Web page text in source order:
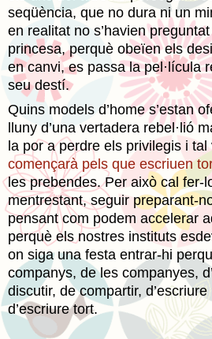
seqüència, que no dura ni un
en realitat no s’havien
princesa, perquè obeïen els
en canvi, es passa la pel·lícula
seu destí.
Quins models d’home s’estan
lluny d’una vertadera rebel·lió
la por a perdre els privilegis i tal
començarà pels que escriuen
les prebendes. Per això cal fer-
mentrestant, seguir preparant-
pensant com podem accelerar
perquè els nostres instituts
on siga una festa entrar-hi
companys, de les companyes,
discutir, de compartir,
d’escriure tort.